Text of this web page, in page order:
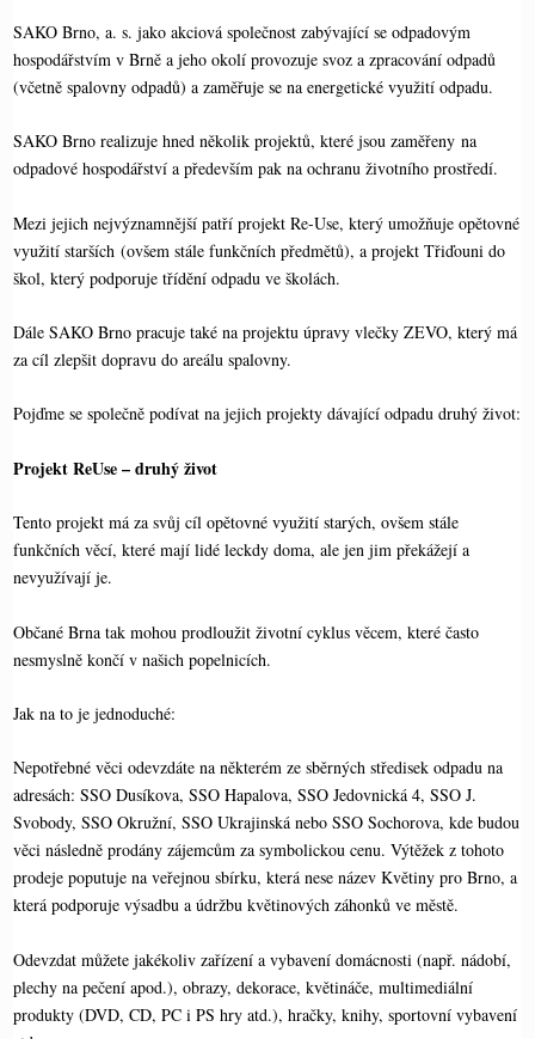
SAKO Brno, a. s. jako akciová společnost zabývající se odpadovým
hospodářstvím v Brně a jeho okolí provozuje svoz a zpracování odpadů
(včetně spalovny odpadů) a zaměřuje se na energetické využití odpadu.
SAKO Brno realizuje hned několik projektů, které jsou zaměřeny na
odpadové hospodářství a především pak na ochranu životního prostředí.
Mezi jejich nejvýznamnější patří projekt Re-Use, který umožňuje opětovné
využití starších (ovšem stále funkčních předmětů), a projekt Třiďouni do
škol, který podporuje třídění odpadu ve školách.
Dále SAKO Brno pracuje také na projektu úpravy vlečky ZEVO, který má
za cíl zlepšit dopravu do areálu spalovny.
Pojďme se společně podívat na jejich projekty dávající odpadu druhý život:
Projekt ReUse – druhý život
Tento projekt má za svůj cíl opětovné využití starých, ovšem stále
funkčních věcí, které mají lidé leckdy doma, ale jen jim překážejí a
nevyužívají je.
Občané Brna tak mohou prodloužit životní cyklus věcem, které často
nesmyslně končí v našich popelnicích.
Jak na to je jednoduché:
Nepotřebné věci odevzdáte na některém ze sběrných středisek odpadu na
adresách: SSO Dusíkova, SSO Hapalova, SSO Jedovnická 4, SSO J.
Svobody, SSO Okružní, SSO Ukrajinská nebo SSO Sochorova, kde budou
věci následně prodány zájemcům za symbolickou cenu. Výtěžek z tohoto
prodeje poputuje na veřejnou sbírku, která nese název Květiny pro Brno, a
která podporuje výsadbu a údržbu květinových záhonků ve městě.
Odevzdat můžete jakékoliv zařízení a vybavení domácnosti (např. nádobí,
plechy na pečení apod.), obrazy, dekorace, květináče, multimediální
produkty (DVD, CD, PC i PS hry atd.), hračky, knihy, sportovní vybavení